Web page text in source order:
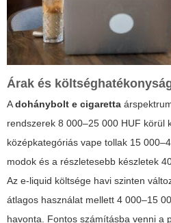
Árak és
Adohánybolt e cigaretta
rendszerek 8 000–25 000 HUF körül
középkategóriás vape tollak 15
modok és a részletesebb készletek
Az e-liquid költsége havi szinten
átlagos használat mellett 4 000–15
havonta. Fontos számításba venni a